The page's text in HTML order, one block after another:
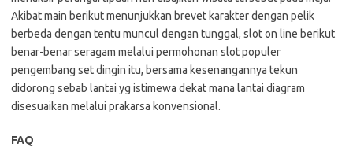
Akibat main berikut menunjukkan brevet karakter dengan pelik
berbeda dengan tentu muncul dengan tunggal, slot on line berikut
benar-benar seragam melalui permohonan slot populer
pengembang set dingin itu, bersama kesenangannya tekun
didorong sebab lantai yg istimewa dekat mana lantai diagram
disesuaikan melalui prakarsa konvensional.
FAQ